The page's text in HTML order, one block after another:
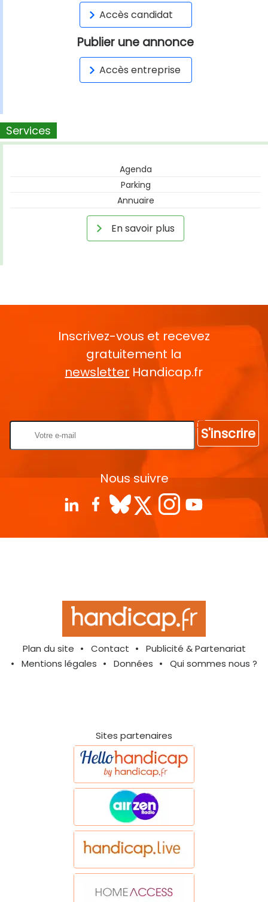
Accès candidat
Publier une annonce
Accès entreprise
Services
Agenda
Parking
Annuaire
En savoir plus
Inscrivez-vous et recevez
gratuitement la
newsletter Handicap.fr
S'inscrire
Nous suivre
Plan du site Contact
Publicité & Partenariat
Mentions légales
Données Qui sommes nous ?
Sites partenaires